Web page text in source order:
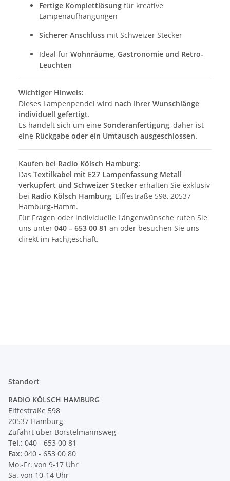
Fertige Komplettlösung für kreative
Lampenaufhängungen
Sicherer Anschluss mit Schweizer Stecker
Ideal für Wohnräume, Gastronomie und Retro-
Leuchten
Wichtiger Hinweis:
Dieses Lampenpendel wird nach Ihrer Wunschlänge
individuell gefertigt.
Es handelt sich um eine Sonderanfertigung, daher ist
eine Rückgabe oder ein Umtausch ausgeschlossen.
Kaufen bei Radio Kölsch Hamburg:
Das Textilkabel mit E27 Lampenfassung Metall
verkupfert und Schweizer Stecker erhalten Sie exklusiv
bei Radio Kölsch Hamburg, Eiffestraße 598, 20537
Hamburg-Hamm.
Für Fragen oder individuelle Längenwünsche rufen Sie
uns unter 040 – 653 00 81 an oder besuchen Sie uns
direkt im Fachgeschäft.
Standort
RADIO KÖLSCH HAMBURG
Eiffestraße 598
20537 Hamburg
Zufahrt über Borstelmannsweg
Tel.: 040 - 653 00 81
Fax: 040 - 653 00 80
Mo.-Fr. von 9-17 Uhr
Sa. von 10-14 Uhr